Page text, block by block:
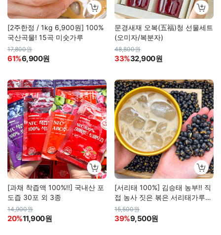
[2주한정 / 1kg 6,900원] 100%
국산곡물! 15곡 미숫가루
17,800원
61%6,900원
문경새재 오복(五福)청 선물세트
(오미자/복분자)
48,800원
33%32,900원
[과채 착즙액 100%!!] 국내산 포
도즙 30포 외 3종
14,900원
20%11,900원
[서리태 100%] 김승태 농부!! 직
접 농사 짓은 볶은 서리태가루
(산지직송)
15,500원
39%9,500원